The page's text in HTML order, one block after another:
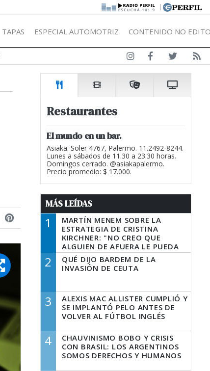
|
TAPAS ESPECIAL AUTOMOTRIZ CONTENIDO NO
Restaurantes
El mundo en un bar.
Asiaka. Soler 4767, Palermo. 11.2492-8244.
Lunes a sábados de 11.30 a 23.30 horas.
Domingos cerrado. @asiakapalermo.
Precio promedio: $ 17.000.
MÁS LEÍDAS
1
MARTÍN MENEM SOBRE LA
ESTRATEGIA DE CRISTINA
KIRCHNER: "NO CREO QUE
ALGUIEN DE AFUERA LE PUEDA
DECIR A LA JUSTICIA LO QUE
TIENE QUE HACER"
2
QUÉ DIJO BARDEM DE LA
INVASIÓN DE CEUTA
3
ALEXIS MAC ALLISTER CUMPLIÓ Y
SE IMPLANTÓ PELO ANTES DE
VOLVER AL FÚTBOL INGLÉS
4
CHAUVINISMO BOBO Y CRISIS
CON BRASIL: LOS ARGENTINOS
SOMOS DERECHOS Y HUMANOS